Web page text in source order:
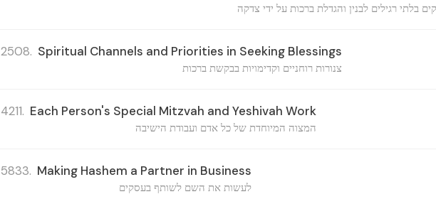
בלתי רגילים לבנין והגדלת ברכות על ידי צדקה
2508. Spiritual Channels and Priorities in Seeking Blessings
צנורות רוחניים וקדימויות בבקשת ברכות
4211. Each Person's Special Mitzvah and Yeshivah Work
המצוה המיוחדת של כל אדם ועבודת הישיבה
5833. Making Hashem a Partner in Business
לעשות את השם לשותף בעסקים